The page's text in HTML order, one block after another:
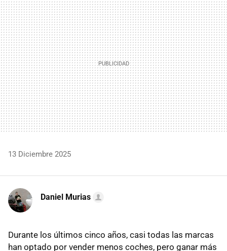
MAIL
13 Diciembre 2025
Daniel Murias
Durante los últimos cinco años, casi todas las marcas
han optado por vender menos coches, pero ganar más